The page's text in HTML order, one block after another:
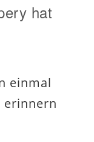
hat
einmal
erinnern